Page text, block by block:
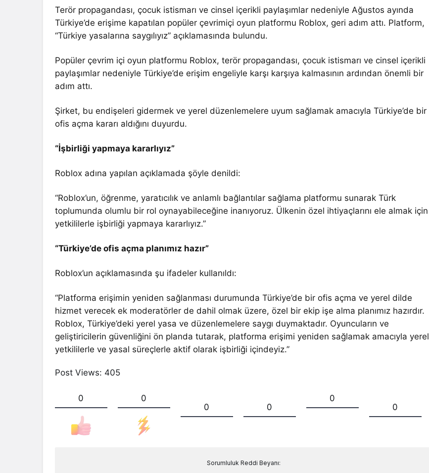
Terör propagandası, çocuk istismarı ve cinsel içerikli paylaşımlar nedeniyle Ağustos ayında
Türkiye’de erişime kapatılan popüler çevrimiçi oyun platformu Roblox, geri adım attı. Platform,
“Türkiye yasalarına saygılıyız” açıklamasında bulundu.
Popüler çevrim içi oyun platformu Roblox, terör propagandası, çocuk istismarı ve cinsel içerikli
paylaşımlar nedeniyle Türkiye’de erişim engeliyle karşı karşıya kalmasının ardından önemli bir
adım attı.
Şirket, bu endişeleri gidermek ve yerel düzenlemelere uyum sağlamak amacıyla Türkiye’de bir
ofis açma kararı aldığını duyurdu.
“İşbirliği yapmaya kararlıyız”
Roblox adına yapılan açıklamada şöyle denildi:
“Roblox’un, öğrenme, yaratıcılık ve anlamlı bağlantılar sağlama platformu sunarak Türk
toplumunda olumlu bir rol oynayabileceğine inanıyoruz. Ülkenin özel ihtiyaçlarını ele almak için
yetkililerle işbirliği yapmaya kararlıyız.”
“Türkiye’de ofis açma planımız hazır”
Roblox’un açıklamasında şu ifadeler kullanıldı:
“Platforma erişimin yeniden sağlanması durumunda Türkiye’de bir ofis açma ve yerel dilde
hizmet verecek ek moderatörler de dahil olmak üzere, özel bir ekip işe alma planımız hazırdır.
Roblox, Türkiye’deki yerel yasa ve düzenlemelere saygı duymaktadır. Oyuncuların ve
geliştiricilerin güvenliğini ön planda tutarak, platforma erişimi yeniden sağlamak amacıyla yerel
yetkililerle ve yasal süreçlerle aktif olarak işbirliği içindeyiz.”
Post Views: 405
0
0
0
0
0
0
Sorumluluk Reddi Beyanı: